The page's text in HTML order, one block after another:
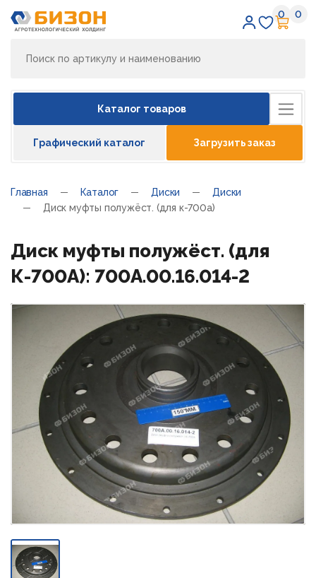
0 0
Каталог товаров
Графический каталог Загрузить заказ
Главная Каталог Диски
Диски
Диск муфты полужёст. (для к-700а)
Диск муфты полужёст. (для
К-700А): 700А.00.16.014-2